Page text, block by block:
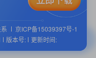
京ICP备15039397号-1
版本号: 更新时间: